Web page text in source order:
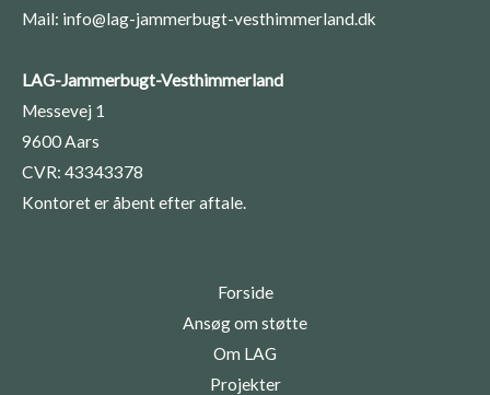
Mail: info@lag-jammerbugt-vesthimmerland.dk
LAG-Jammerbugt-Vesthimmerland
Messevej 1
9600 Aars
CVR: 43343378
Kontoret er åbent efter aftale.
Forside
Ansøg om støtte
Om LAG
Projekter